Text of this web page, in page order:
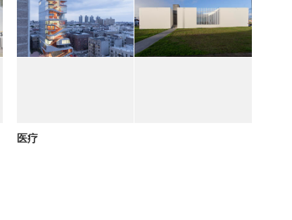
医疗